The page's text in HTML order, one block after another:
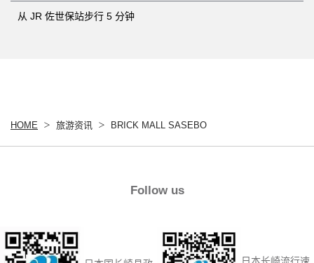
从 JR 佐世保站步行 5 分钟
HOME 旅游资讯 BRICK MALL SASEBO
Follow us